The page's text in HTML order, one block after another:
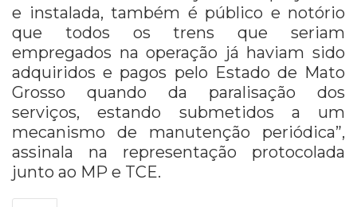
e instalada, também é público e notório
que todos os trens que seriam
empregados na operação já haviam sido
adquiridos e pagos pelo Estado de Mato
Grosso quando da paralisação dos
serviços, estando submetidos a um
mecanismo de manutenção periódica”,
assinala na representação protocolada
junto ao MP e TCE.